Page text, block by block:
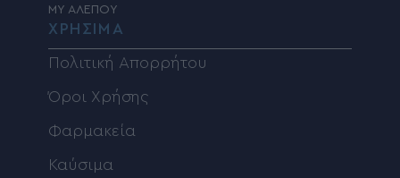
MY ΑΛΕΠΟΥ
ΧΡΗΣΙΜΑ
Πολιτική Απορρήτου
Όροι Χρήσης
Φαρμακεία
Καύσιμα